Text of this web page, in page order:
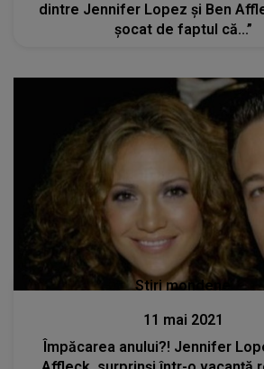
dintre Jennifer Lopez și Ben
șocat de faptul că...”
Stiri mondene
11 mai 2021
Împăcarea anului?! Jennifer